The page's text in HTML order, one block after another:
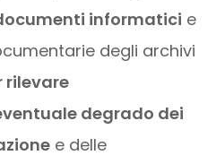
informatici e
degli archivi
rilevare
degrado dei
e delle